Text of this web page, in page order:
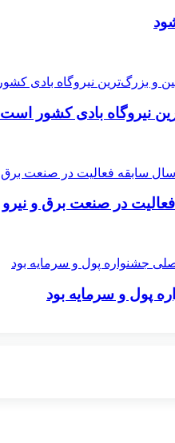
نیروگاه بادی کشور است
پول و سرمایه بود